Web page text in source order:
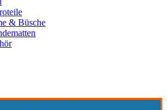
& Büsche